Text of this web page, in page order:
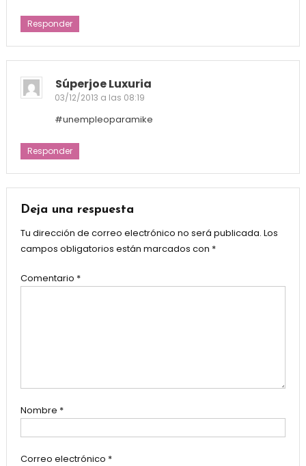
Responder
Súperjoe Luxuria
03/12/2013 a las 08:19
#unempleoparamike
Responder
Deja una respuesta
Tu dirección de correo electrónico no será publicada. Los
campos obligatorios están marcados con *
Comentario *
Nombre *
Correo electrónico *